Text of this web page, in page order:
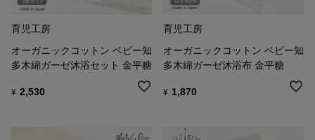
育児工房
オーガニックコットン ベビー知
多木綿ガーゼ沐浴セット 金平糖
¥ 2,530
育児工房
オーガニックコットン ベビー知
多木綿ガーゼ沐浴布 金平糖
¥ 1,870